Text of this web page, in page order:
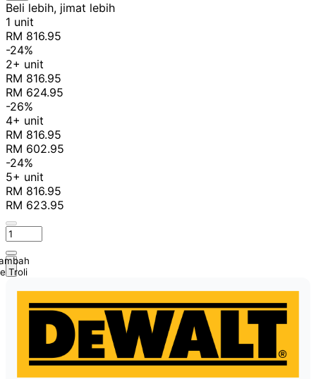
Beli lebih, jimat lebih
1 unit
RM 816.95
-24%
2+ unit
RM 816.95
RM 624.95
-26%
4+ unit
RM 816.95
RM 602.95
-24%
5+ unit
RM 816.95
RM 623.95
Troli